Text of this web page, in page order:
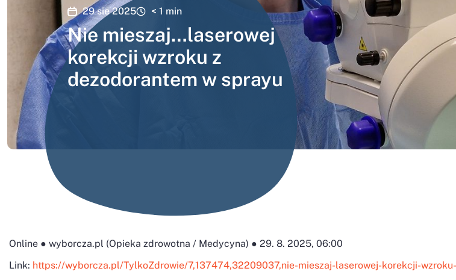
29 sie 2025 < 1 min
Nie mieszaj…laserowej
korekcji wzroku z
dezodorantem w sprayu
Online ● wyborcza.pl (Opieka zdrowotna / Medycyna) ● 29. 8. 2025, 06:00
Link: https://wyborcza.pl/TylkoZdrowie/7,137474,32209037,nie-mieszaj-laserowej-korekcji-